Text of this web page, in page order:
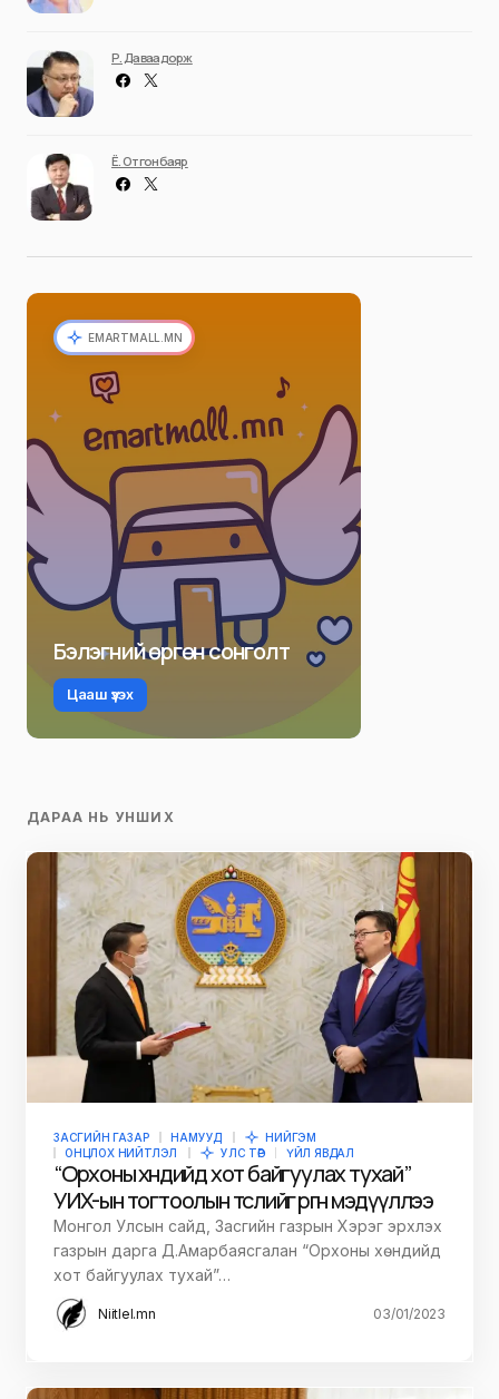
Р. Даваадорж
Ё. Отгонбаяр
EMARTMALL.MN
Бэлэгний өргөн сонголт
Цааш үзэх
ДАРАА НЬ УНШИХ
ЗАСГИЙН ГАЗАР НАМУУД
НИЙГЭМ
ОНЦЛОХ НИЙТЛЭЛ
УЛС ТӨР ҮЙЛ ЯВДАЛ
“Орхоны хөндийд хот байгуулах тухай”
УИХ-ын тогтоолын төслийг өргөн мэдүүллээ
Монгол Улсын сайд, Засгийн газрын Хэрэг эрхлэх
газрын дарга Д.Амарбаясгалан “Орхоны хөндийд
хот байгуулах тухай”…
Niitlel.mn 03/01/2023